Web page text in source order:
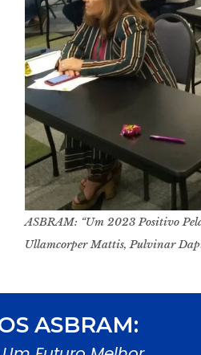
ASBRAM: “Um 2023 Positivo
Ullamcorper Mattis, Pulvinar
ASBRAM: